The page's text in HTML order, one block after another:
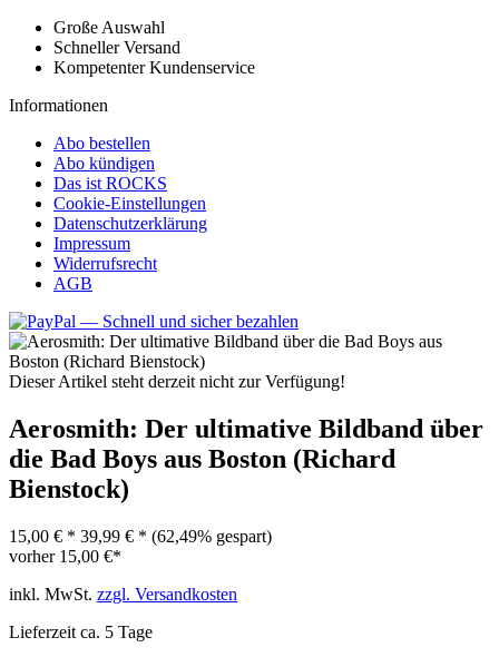
Große Auswahl
Schneller Versand
Kompetenter Kundenservice
Informationen
Abo bestellen
Abo kündigen
Das ist ROCKS
Cookie-Einstellungen
Datenschutzerklärung
Impressum
Widerrufsrecht
AGB
Dieser Artikel steht derzeit nicht zur Verfügung!
Aerosmith: Der ultimative Bildband über
die Bad Boys aus Boston (Richard
Bienstock)
15,00 € * 39,99 € * (62,49% gespart)
vorher 15,00 €*
inkl. MwSt. zzgl. Versandkosten
Lieferzeit ca. 5 Tage